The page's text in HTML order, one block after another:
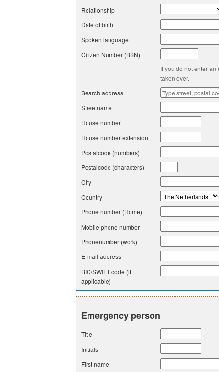
Relationship
Date of birth
Spoken language
Citizen Number (BSN)
If you do not enter
taken over.
Search address
Streetname
House number
House number extension
Postalcode (numbers)
Postalcode (characters)
City
Country
Phone number (Home)
Mobile phone number
Phonenumber (work)
E-mail address
BIC/SWIFT code (if
applicable)
Emergency person
Title
Initials
First name